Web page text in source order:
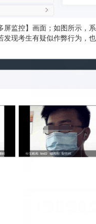
屏监控】画面；如图所示，系
发现考生有疑似作弊行为，也